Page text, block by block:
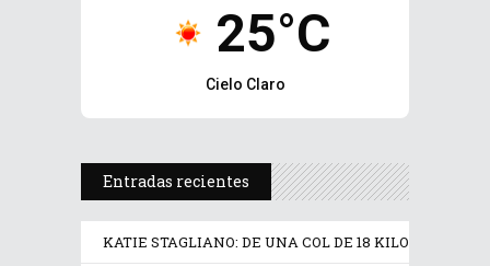
25°C
Cielo Claro
Entradas recientes
KATIE STAGLIANO: DE UNA COL DE 18 KILOS A UNA